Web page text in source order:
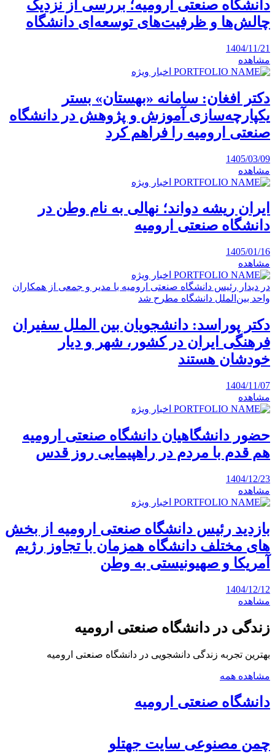
دانشگاه صنعتی ارومیه؛ بررسی از نزدیک
چالش‌ها و ظرفیت‌های توسعه‌ای دانشگاه
1404/11/21
مشاهده
اخبار ویژه
دکتر افغان: سامانه «بهستان» بستر
یکپارچه‌سازی آموزش و پژوهش در دانشگاه
صنعتی ارومیه را فراهم کرد
1405/03/09
مشاهده
اخبار ویژه
ایران ریشه دواند؛ نهالی به نام وطن در
دانشگاه صنعتی ارومیه
1405/01/16
مشاهده
اخبار ویژه
در دیدار رئیس دانشگاه صنعتی ارومیه با مدیر و جمعی از همکاران
واحد بین‌الملل دانشگاه مطرح شد
دکتر پوراسد: دانشجویان بین الملل سفیران
فرهنگی ایران در کشور، شهر و دیار
خودشان هستند
1404/11/07
مشاهده
اخبار ویژه
حضور دانشگاهیان دانشگاه صنعتی ارومیه
هم قدم با مردم در راهپیمایی روز قدس
1404/12/23
مشاهده
اخبار ویژه
بازدید رئیس دانشگاه صنعتی ارومیه از بخش
های مختلف دانشگاه همزمان با تجاوز رژیم
آمریکا و صهیونیستی به وطن
1404/12/12
مشاهده
زندگی در دانشگاه صنعتی ارومیه
بهترین تجربه زندگی دانشجویی در دانشگاه صنعتی ارومیه
مشاهده همه
دانشگاه صنعتی ارومیه
چمن مصنوعی سایت جهتلو